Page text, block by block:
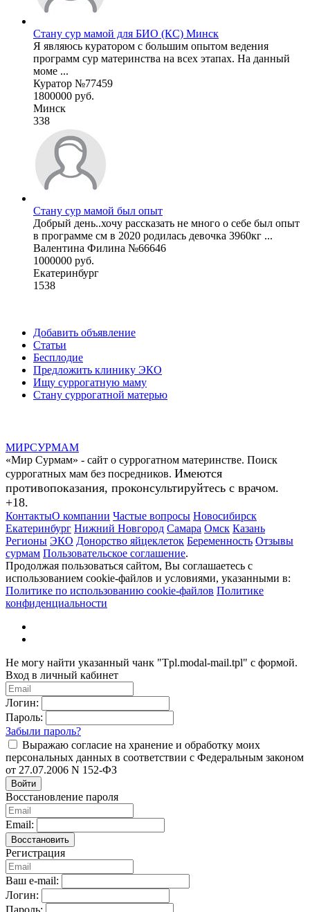
Стану сур мамой для БИО (КС) Минск
Я являюсь куратором с большим опытом ведения
программ сур материнства на всех этапах. На данный
моме ...
Куратор №77459
1800000 руб.
Минск
338
Стану сур мамой был опыт
Добрый день..хочу рассказать не много о себе был опыт
в программе см в 2020 родилась девочка 3960кг ...
Валентина Филина №66646
1000000 руб.
Екатеринбург
1538
Добавить объявление
Статьи
Бесплодие
Предложить клинику ЭКО
Ищу суррогатную маму
Стану суррогатной матерью
МИРСУРМАМ
«Мир Сурмам» - сайт о суррогатном материнстве. Поиск
суррогатных мам без посредников. Имеются
противопоказания, проконсультируйтесь с врачом.
+18.
КонтактыО компании Частые вопросы Новосибирск
Екатеринбург Нижний Новгород Самара Омск Казань
Регионы ЭКО Донорство яйцеклеток Беременность Отзывы
сурмам Пользовательское соглашение.
Продолжая пользоваться сайтом, Вы соглашаетесь с
использованием cookie-файлов и условиями, указанными в:
Политике по использованию cookie-файлов Политике
конфиденциальности
Не могу найти указанный чанк "Tpl.modal-mail.tpl" с формой.
Вход в личный кабинет
Логин:
Пароль:
Забыли пароль?
Выражаю согласие на хранение и обработку моих
персональных данных в соответствии с Федеральным законом
от 27.07.2006 N 152-ФЗ
Войти
Восстановление пароля
Email:
Восстановить
Регистрация
Ваш e-mail:
Логин:
Пароль: